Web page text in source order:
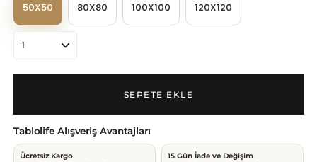
50X50 80X80 100X100 120X120
Tablolife Alışveriş Avantajları
Ücretsiz Kargo 15 Gün İade ve Değişim